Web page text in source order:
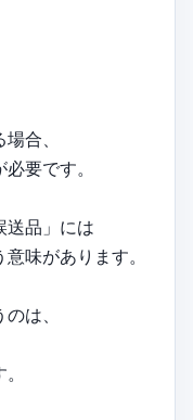
合、
要です。
送品」には
味があります。
は、